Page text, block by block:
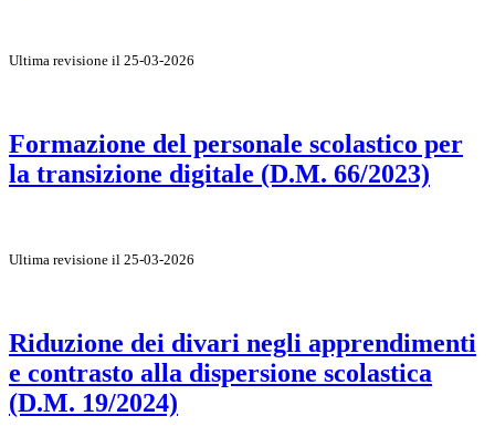
Ultima revisione il 25-03-2026
Formazione del personale scolastico per
la transizione digitale (D.M. 66/2023)
Ultima revisione il 25-03-2026
Riduzione dei divari negli apprendimenti
e contrasto alla dispersione scolastica
(D.M. 19/2024)